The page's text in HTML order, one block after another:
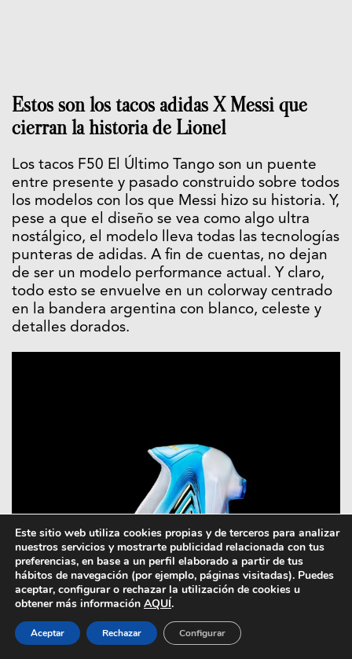
Estos son los tacos adidas X Messi que
cierran la historia de Lionel
Los tacos F50 El Último Tango son un puente
entre presente y pasado construido sobre todos
los modelos con los que Messi hizo su historia. Y,
pese a que el diseño se vea como algo ultra
nostálgico, el modelo lleva todas las tecnologías
punteras de adidas. A fin de cuentas, no dejan
de ser un modelo performance actual. Y claro,
todo esto se envuelve en un colorway centrado
en la bandera argentina con blanco, celeste y
detalles dorados.
Este sitio web utiliza cookies propias y de terceros para analizar
nuestros servicios y mostrarte publicidad relacionada con tus
preferencias, en base a un perfil elaborado a partir de tus
hábitos de navegación (por ejemplo, páginas visitadas). Puedes
aceptar, configurar o rechazar la utilización de cookies u
obtener más información AQUÍ.
Aceptar Rechazar Configurar